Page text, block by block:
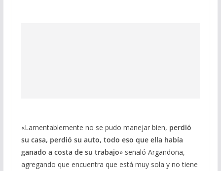
«Lamentablemente no se pudo manejar bien, perdió
su casa, perdió su auto, todo eso que ella había
ganado a costa de su trabajo» señaló Argandoña,
agregando que encuentra que está muy sola y no tiene